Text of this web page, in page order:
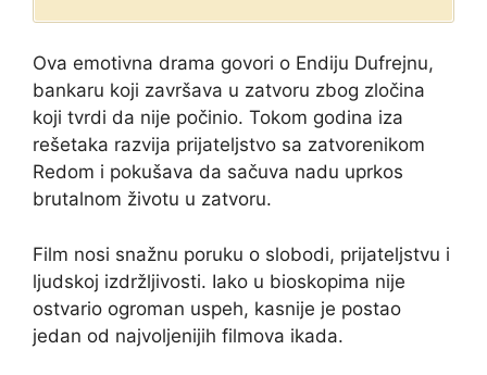
Ova emotivna drama govori o Endiju Dufrejnu,
bankaru koji završava u zatvoru zbog zločina
koji tvrdi da nije počinio. Tokom godina iza
rešetaka razvija prijateljstvo sa zatvorenikom
Redom i pokušava da sačuva nadu uprkos
brutalnom životu u zatvoru.
Film nosi snažnu poruku o slobodi, prijateljstvu i
ljudskoj izdržljivosti. Iako u bioskopima nije
ostvario ogroman uspeh, kasnije je postao
jedan od najvoljenijih filmova ikada.